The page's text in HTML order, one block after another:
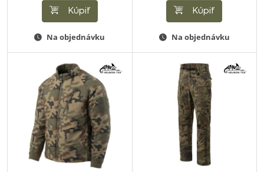
Kúpiť
Na objednávku
Kúpiť
Na objednávku